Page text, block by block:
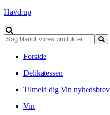
Havdrup
Forside
Delikatessen
Tilmeld dig Vin nyhedsbrev
Vin